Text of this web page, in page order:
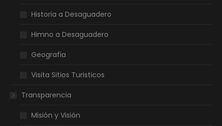
Historia a Desaguadero
Himno a Desaguadero
Geografia
Visita Sitios Turisticos
Transparencia
Misión y Visión